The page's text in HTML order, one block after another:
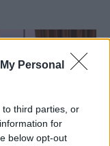
Personal
third parties, or
for
below opt-out